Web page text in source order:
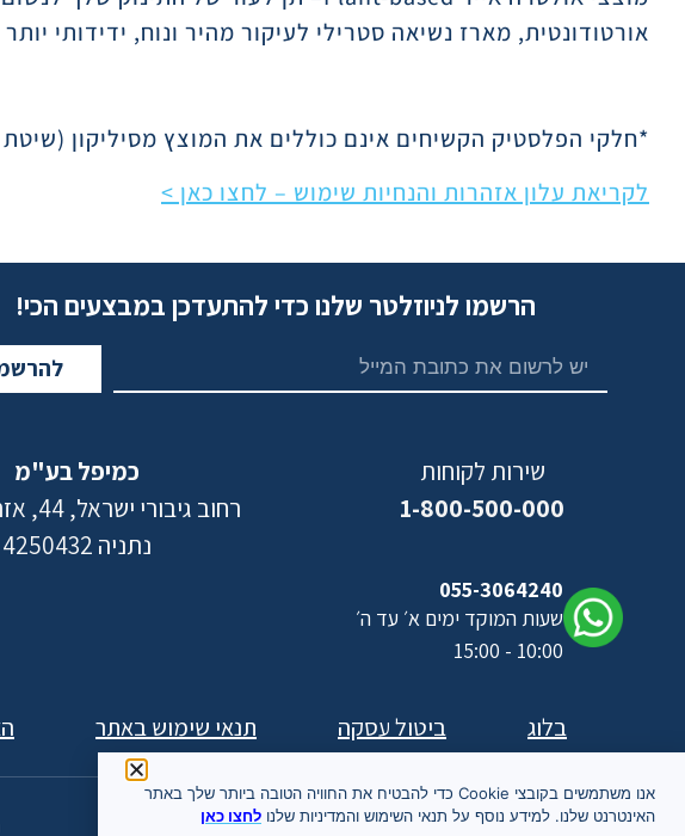
אורטודונטית, מארז נשיאה סטרילי לעיקור מהיר ונוח, ידידותי יותר לכדור הארץ –
*חלקי הפלסטיק הקשיחים אינם כוללים את המוצץ מסיליקון (שיטת
לקריאת עלון אזהרות והנחיות שימוש – לחצו כאן >
הרשמו לניוזלטר שלנו כדי להתעדכן במבצעים הכי!
שירות לקוחות
1-800-500-000
055-3064240
שעות המוקד ימים א׳ עד ה׳
10:00 - 15:00
כמיפל בע"מ
רחוב גיבורי ישראל, 44, אזה"ת ספיר
נתניה 4250432
בלוג ביטול עסקה תנאי שימוש באתר
אנו משתמשים בקובצי Cookie כדי להבטיח את החוויה הטובה ביותר שלך באתר
האינטרנט שלנו. למידע נוסף על תנאי השימוש והמדיניות שלנו לחצו כאן